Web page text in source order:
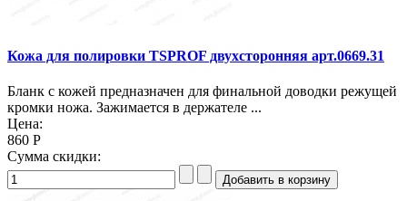
Кожа для полировки TSPROF двухсторонняя арт.0669.31
Бланк с кожей предназначен для финальной доводки режущей
кромки ножа. Зажимается в держателе ...
Цена:
860 Р
Сумма скидки: